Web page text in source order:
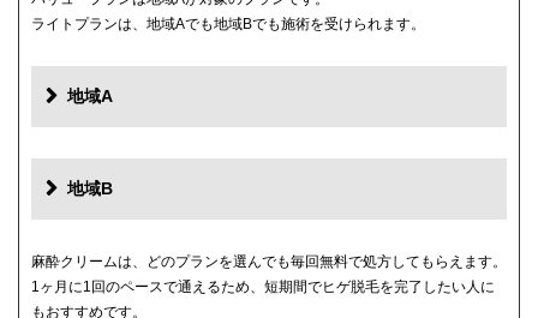
ライトプランは、地域Aでも地域Bでも施術を受けられます。
地域A
地域B
麻酔クリームは、どのプランを選んでも毎回無料で処方してもらえます。
1ヶ月に1回のペースで通えるため、短期間でヒゲ脱毛を完了したい人に
もおすすめです。